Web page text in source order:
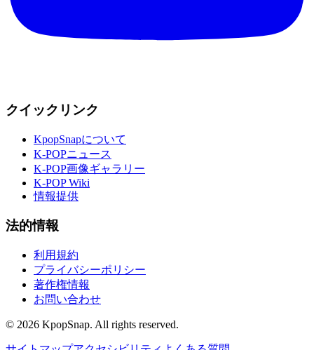
クイックリンク
KpopSnapについて
K-POPニュース
K-POP画像ギャラリー
K-POP Wiki
情報提供
法的情報
利用規約
プライバシーポリシー
著作権情報
お問い合わせ
© 2026 KpopSnap. All rights reserved.